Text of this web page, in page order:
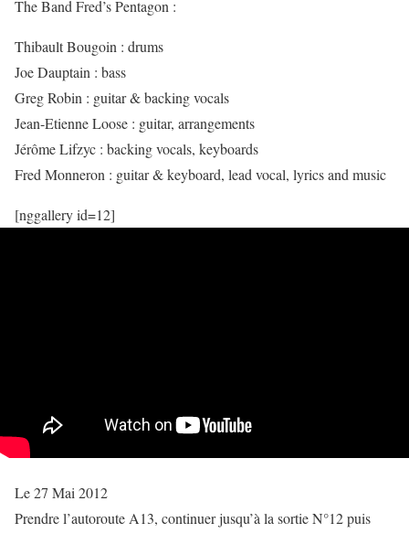
The Band Fred’s Pentagon :
Thibault Bougoin : drums
Joe Dauptain : bass
Greg Robin : guitar & backing vocals
Jean-Etienne Loose : guitar, arrangements
Jérôme Lifzyc : backing vocals, keyboards
Fred Monneron : guitar & keyboard, lead vocal, lyrics and music
[nggallery id=12]
Le 27 Mai 2012
Prendre l’autoroute A13, continuer jusqu’à la sortie N°12 puis